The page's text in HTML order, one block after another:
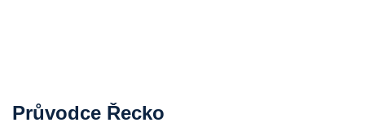
Průvodce Řecko